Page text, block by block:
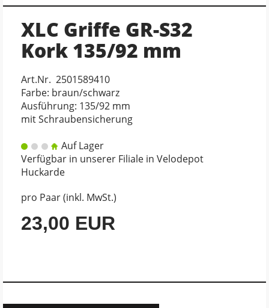
XLC Griffe GR-S32
Kork 135/92 mm
Art.Nr. 2501589410
Farbe: braun/schwarz
Ausführung: 135/92 mm
mit Schraubensicherung
Auf Lager
Verfügbar in unserer Filiale in Velodepot
Huckarde
pro Paar (inkl. MwSt.)
23,00 EUR